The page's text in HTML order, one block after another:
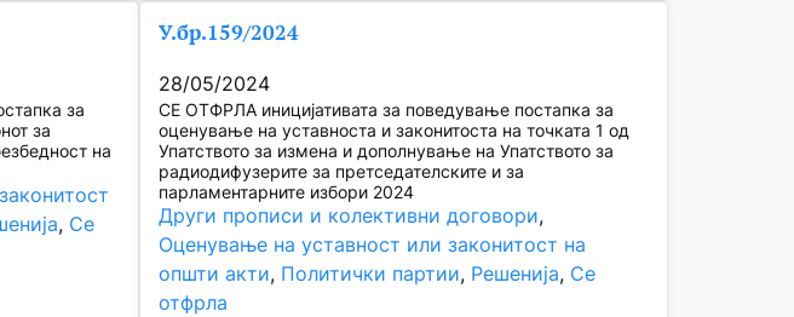
за
за
на
, Се
У.бр.159/2024
28/05/2024
СЕ ОТФРЛА иницијативата за поведување постапка за
оценување на уставноста и законитоста на точката 1 од
Упатството за измена и дополнување на Упатството за
радиодифузерите за претседателските и за
парламентарните избори 2024
Други прописи и колективни договори
Оценување на уставност или законитост на
општи акти, Политички партии, Решенија, Се
отфрла